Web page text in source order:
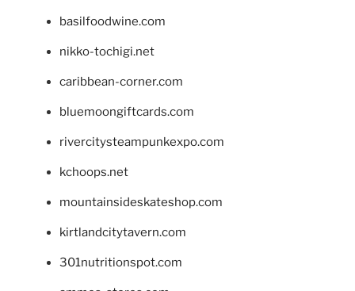
basilfoodwine.com
nikko-tochigi.net
caribbean-corner.com
bluemoongiftcards.com
rivercitysteampunkexpo.com
kchoops.net
mountainsideskateshop.com
kirtlandcitytavern.com
301nutritionspot.com